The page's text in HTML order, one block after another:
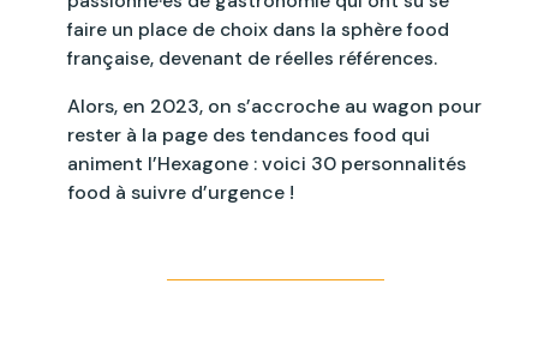
faire un place de choix dans la sphère food
française, devenant de réelles références.
Alors, en 2023, on s’accroche au wagon pour
rester à la page des tendances food qui
animent l’Hexagone : voici 30 personnalités
food à suivre d’urgence !